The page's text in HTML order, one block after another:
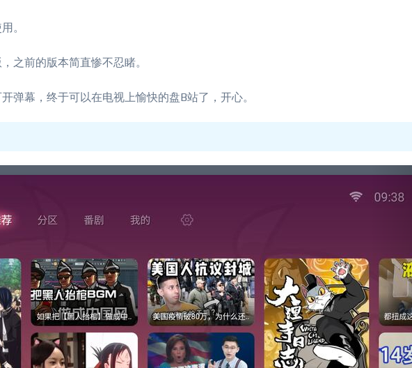
。
之前的版本简直惨不忍睹。
弹幕，终于可以在电视上愉快的盘B站了，开心。